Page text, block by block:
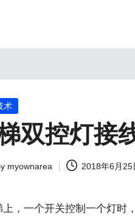
术
双控灯接
myownarea 2018年6月25
上，一个开关控制一个灯时